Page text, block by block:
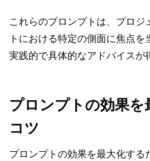
これらのプロンプトは、プロジ
トにおける特定の側面に焦点を
実践的で具体的なアドバイスが
プロンプトの効果を
コツ
プロンプトの効果を最大化する